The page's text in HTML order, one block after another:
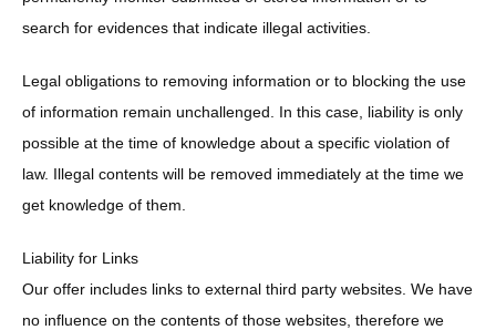
search for evidences that indicate illegal activities.
Legal obligations to removing information or to blocking the use
of information remain unchallenged. In this case, liability is only
possible at the time of knowledge about a specific violation of
law. Illegal contents will be removed immediately at the time we
get knowledge of them.
Liability for Links
Our offer includes links to external third party websites. We have
no influence on the contents of those websites, therefore we